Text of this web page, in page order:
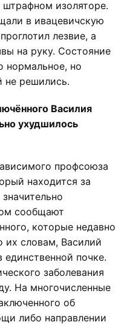
штрафном изоляторе.
в ивацевичскую
лезвие, а
на руку. Состояние
нормальное, но
не решились.
Василия
ухудшилось
профсоюза
находится за
сообщают
которые недавно
их словам, Василий
почке.
заболевания
На многочисленные
об
либо направлении